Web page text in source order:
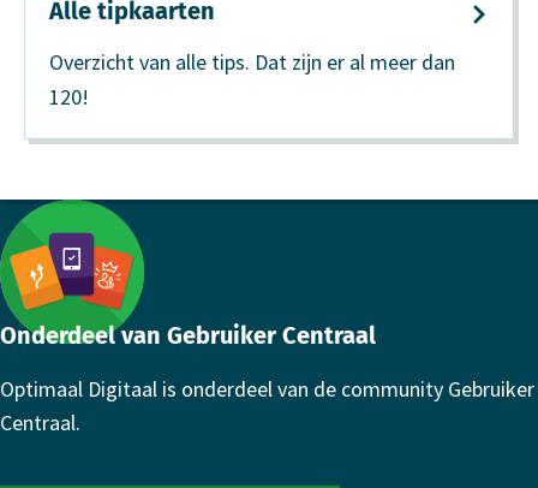
Alle tipkaarten
Overzicht van alle tips. Dat zijn er al meer dan
120!
Footer
Onderdeel van Gebruiker Centraal
Optimaal Digitaal is onderdeel van de community Gebruiker
Centraal.